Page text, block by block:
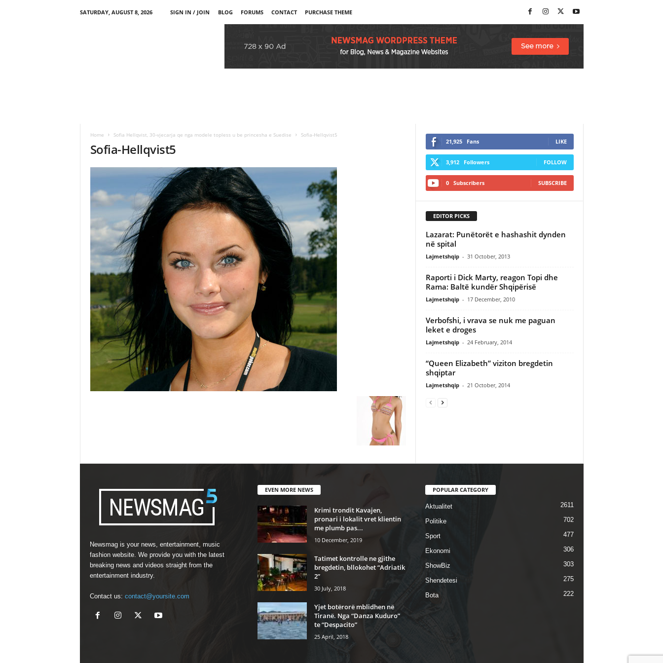
SATURDAY, AUGUST 8, 2026 SIGN IN / JOIN BLOG FORUMS CONTACT PURCHASE THEME
Home Sofia Hellqvist, 30-vjecarja qe nga modele topless u be princesha e Suedise Sofia-Hellqvist5
Sofia-Hellqvist5 21,925 Fans LIKE
3,912 Followers FOLLOW
0 Subscribers SUBSCRIBE
EDITOR PICKS
Lazarat: Punëtorët e hashashit dynden
në spital
Lajmetshqip - 31 October, 2013
Raporti i Dick Marty, reagon Topi dhe
Rama: Baltë kundër Shqipërisë
Lajmetshqip - 17 December, 2010
Verbofshi, i vrava se nuk me paguan
leket e droges
Lajmetshqip - 24 February, 2014
“Queen Elizabeth” viziton bregdetin
shqiptar
Lajmetshqip - 21 October, 2014
Newsmag is your news, entertainment, music
fashion website. We provide you with the latest
breaking news and videos straight from the
entertainment industry.
Contact us: contact@yoursite.com
EVEN MORE NEWS
Krimi trondit Kavajen,
pronari i lokalit vret klientin
me plumb pas...
10 December, 2019
Tatimet kontrolle ne gjithe
bregdetin, bllokohet “Adriatik
2”
30 July, 2018
Yjet botërorë mblidhen në
Tiranë. Nga “Danza Kuduro”
te “Despacito”
25 April, 2018
POPULAR CATEGORY
Aktualitet 2611
Politike 702
Sport 477
Ekonomi 306
ShowBiz 303
Shendetesi 275
Bota 222